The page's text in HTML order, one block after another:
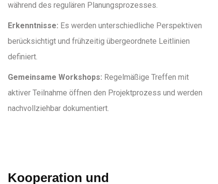
während des regulären Planungsprozesses.
Erkenntnisse: Es werden unterschiedliche Perspektiven
berücksichtigt und frühzeitig übergeordnete Leitlinien
definiert.
Gemeinsame Workshops: Regelmäßige Treffen mit
aktiver Teilnahme öffnen den Projektprozess und werden
nachvollziehbar dokumentiert.
Kooperation und